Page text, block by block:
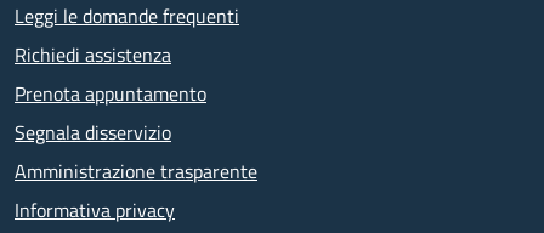
Leggi le domande frequenti
Richiedi assistenza
Prenota appuntamento
Segnala disservizio
Amministrazione trasparente
Informativa privacy